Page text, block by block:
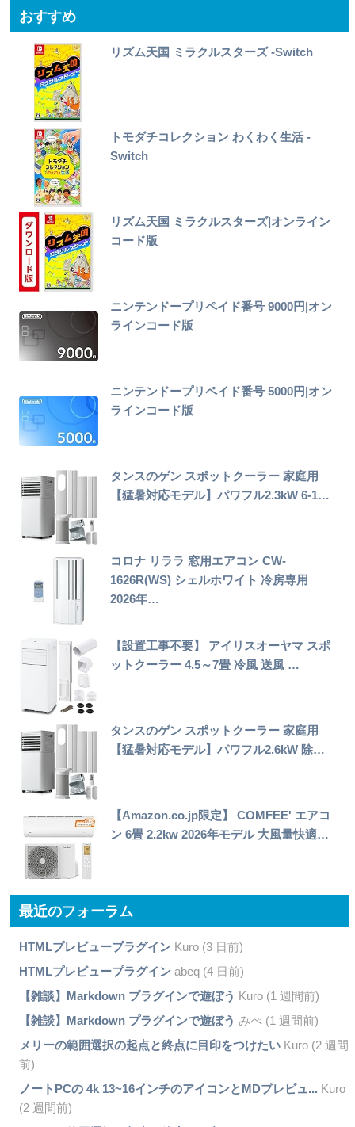
おすすめ
リズム天国 ミラクルスターズ -Switch
トモダチコレクション わくわく生活 -
Switch
リズム天国 ミラクルスターズ|オンライン
コード版
ニンテンドープリペイド番号 9000円|オン
ラインコード版
ニンテンドープリペイド番号 5000円|オン
ラインコード版
タンスのゲン スポットクーラー 家庭用
【猛暑対応モデル】パワフル2.3kW 6-1…
コロナ リララ 窓用エアコン CW-
1626R(WS) シェルホワイト 冷房専用
2026年…
【設置工事不要】 アイリスオーヤマ スポ
ットクーラー 4.5～7畳 冷風 送風 …
タンスのゲン スポットクーラー 家庭用
【猛暑対応モデル】パワフル2.6kW 除…
【Amazon.co.jp限定】 COMFEE' エアコ
ン 6畳 2.2kw 2026年モデル 大風量快適…
最近のフォーラム
HTMLプレビュープラグインKuro (3 日前)
HTMLプレビュープラグインabeq (4 日前)
【雑談】Markdown プラグインで遊ぼう Kuro (1 週間前)
【雑談】Markdown プラグインで遊ぼう みぺ (1 週間前)
メリーの範囲選択の起点と終点に目印をつけたいKuro (2 週間
前)
ノートPCの 4k 13~16インチのアイコンとMDプレビュ... Kuro
(2 週間前)